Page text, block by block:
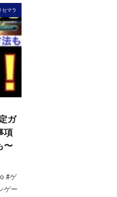
セマラ
ガ
項
〜
#ゲ
ゲー